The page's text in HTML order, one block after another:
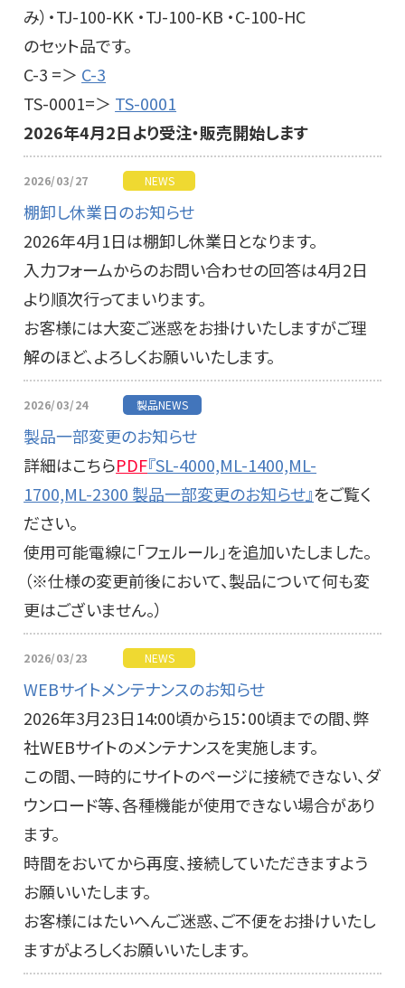
み）・TJ-100-KK ・TJ-100-KB ・C-100-HC
のセット品です。
C-3 =＞ C-3
TS-0001=＞ TS-0001
2026年4月2日より受注・販売開始します
2026/03/27 NEWS
棚卸し休業日のお知らせ
2026年4月1日は棚卸し休業日となります。
入力フォームからのお問い合わせの回答は4月2日
より順次行ってまいります。
お客様には大変ご迷惑をお掛けいたしますがご理
解のほど、よろしくお願いいたします。
2026/03/24 製品NEWS
製品一部変更のお知らせ
詳細はこちらPDF『SL-4000,ML-1400,ML-
1700,ML-2300 製品一部変更のお知らせ』をご覧く
ださい。
使用可能電線に「フェルール」を追加いたしました。
（※仕様の変更前後において、製品について何も変
更はございません。）
2026/03/23 NEWS
WEBサイトメンテナンスのお知らせ
2026年3月23日14:00頃から15：00頃までの間、弊
社WEBサイトのメンテナンスを実施します。
この間、一時的にサイトのページに接続できない、ダ
ウンロード等、各種機能が使用できない場合があり
ます。
時間をおいてから再度、接続していただきますよう
お願いいたします。
お客様にはたいへんご迷惑、ご不便をお掛けいたし
ますがよろしくお願いいたします。